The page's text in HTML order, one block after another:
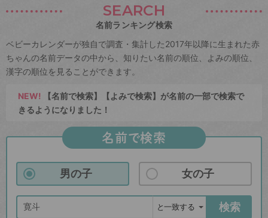
SEARCH
名前ランキング検索
ベビーカレンダーが独自で調査・集計した2017年以降に生まれた赤
ちゃんの名前データの中から、知りたい名前の順位、よみの順位、
漢字の順位を見ることができます。
NEW! 【名前で検索】【よみで検索】が名前の一部で検索で
きるようになりました！
名前で検索
男の子 女の子
検索